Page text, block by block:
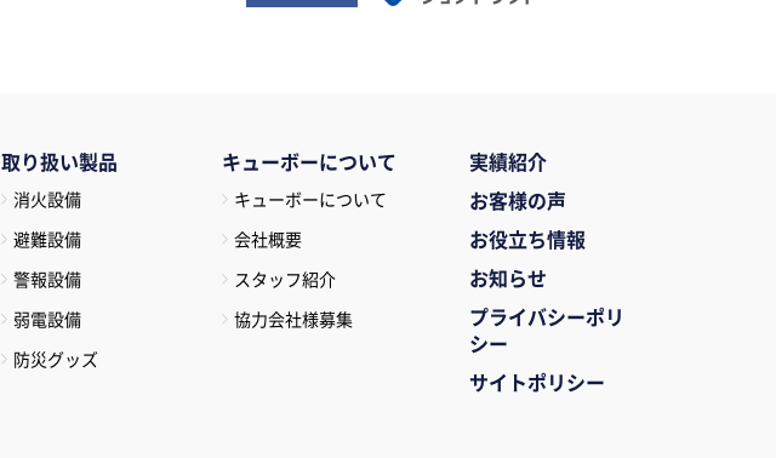
取り扱い製品
消火設備
避難設備
警報設備
弱電設備
防災グッズ
キューボーについて
キューボーについて
会社概要
スタッフ紹介
協力会社様募集
実績紹介
お客様の声
お役立ち情報
お知らせ
プライバシーポリ
シー
サイトポリシー